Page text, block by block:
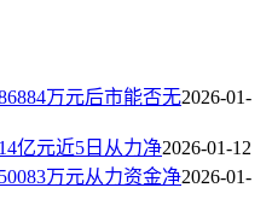
万元后市能否无2026-01-
亿元近5日从力净2026-01-12
万元从力资金净2026-01-